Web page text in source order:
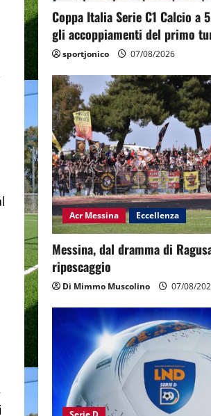
Coppa Italia Serie C1 Calcio a
gli accoppiamenti del primo
sportjonico 07/08/2026
Acr Messina Eccellenza
Messina, dal dramma di
ripescaggio
Di Mimmo Muscolino 07/08/